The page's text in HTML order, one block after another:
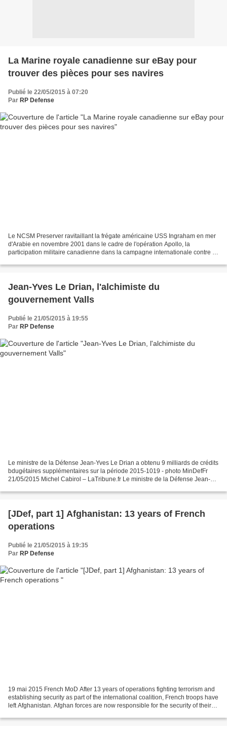
La Marine royale canadienne sur eBay pour
trouver des pièces pour ses navires
Publié le 22/05/2015 à 07:20
Par RP Defense
Le NCSM Preserver ravitaillant la frégate américaine USS Ingraham en mer
d'Arabie en novembre 2001 dans le cadre de l'opération Apollo, la
participation militaire canadienne dans la campagne internationale contre le
Jean-Yves Le Drian, l'alchimiste du
gouvernement Valls
Publié le 21/05/2015 à 19:55
Par RP Defense
Le ministre de la Défense Jean-Yves Le Drian a obtenu 9 milliards de crédits
bdugétaires supplémentaires sur la période 2015-1019 - photo MinDefFr
21/05/2015 Michel Cabirol – LaTribune.fr Le ministre de la Défense Jean-
[JDef, part 1] Afghanistan: 13 years of French
operations
Publié le 21/05/2015 à 19:35
Par RP Defense
19 mai 2015 French MoD After 13 years of operations fighting terrorism and
establishing security as part of the international coalition, French troops have
left Afghanistan. Afghan forces are now responsible for the security of their